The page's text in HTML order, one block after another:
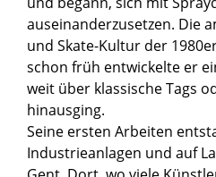
auseinanderzusetzen. Die
und Skate-Kultur der
schon früh entwickelte er
weit über klassische Tags
hinausging.
Seine ersten Arbeiten
Industrieanlagen und auf